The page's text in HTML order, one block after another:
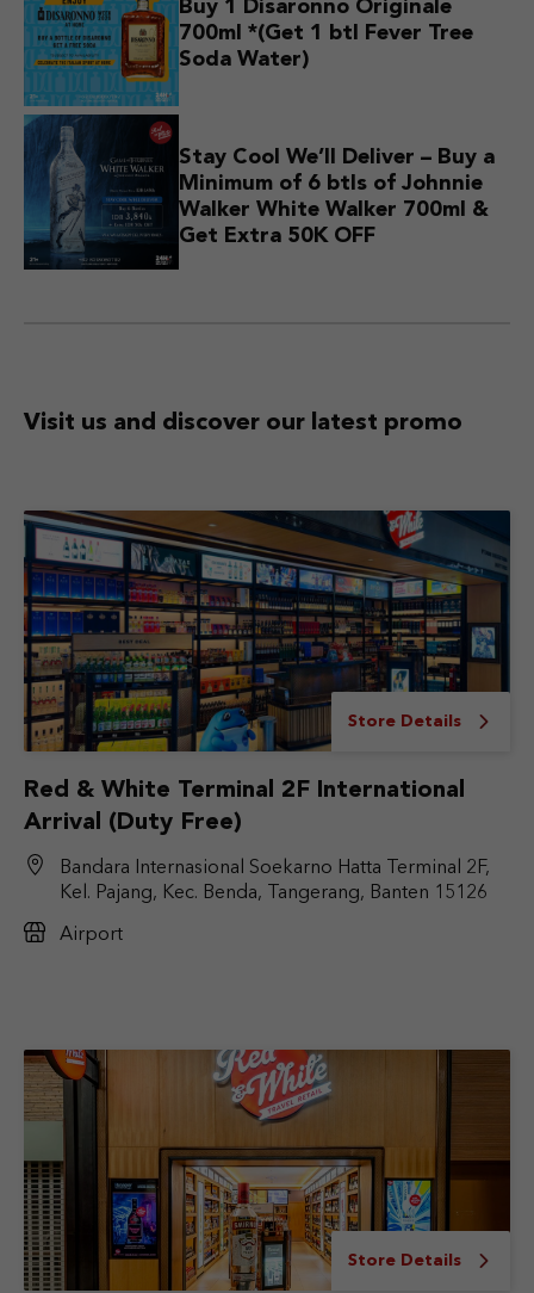
Buy 1 Disaronno Originale
700ml *(Get 1 btl Fever Tree
Soda Water)
Stay Cool We’ll Deliver – Buy a
Minimum of 6 btls of Johnnie
Walker White Walker 700ml &
Get Extra 50K OFF
Visit us and discover our latest promo
Store Details
Red & White Terminal 2F International
Arrival (Duty Free)
Bandara Internasional Soekarno Hatta Terminal 2F,
Kel. Pajang, Kec. Benda, Tangerang, Banten 15126
Airport
Store Details